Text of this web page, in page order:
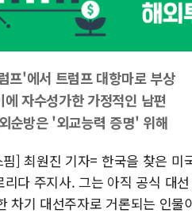
프'에서 트럼프 대항마로 부상
에 자수성가한 가정적인 남편
순방은 '외교능력 증명' 위해
] 최원진 기자= 한국을 찾은
리다 주지사. 그는 아직 공식 대
차기 대선주자로 거론되는 인물